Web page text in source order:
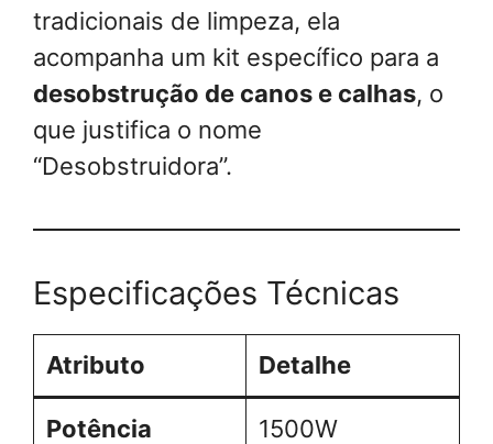
tradicionais de limpeza, ela
acompanha um kit específico para a
desobstrução de canos e calhas, o
que justifica o nome
“Desobstruidora”.
Especificações Técnicas
Atributo Detalhe
Potência 1500W